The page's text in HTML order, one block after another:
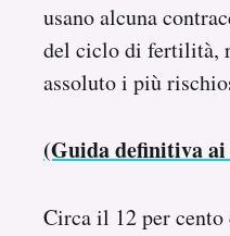
usano alcuna
del ciclo di fertilità,
assoluto i più
(Guida definitiva
Circa il 12 per cento